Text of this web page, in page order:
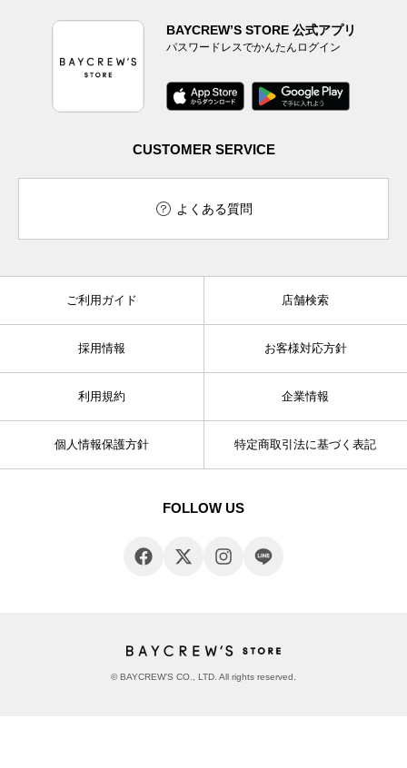
BAYCREW’S STORE 公式アプリ
パスワードレスでかんたんログイン
CUSTOMER SERVICE
よくある質問
ご利用ガイド 店舗検索
採用情報 お客様対応方針
利用規約 企業情報
個人情報保護方針 特定商取引法に基づく表記
FOLLOW US
© BAYCREW’S CO., LTD. All rights reserved.